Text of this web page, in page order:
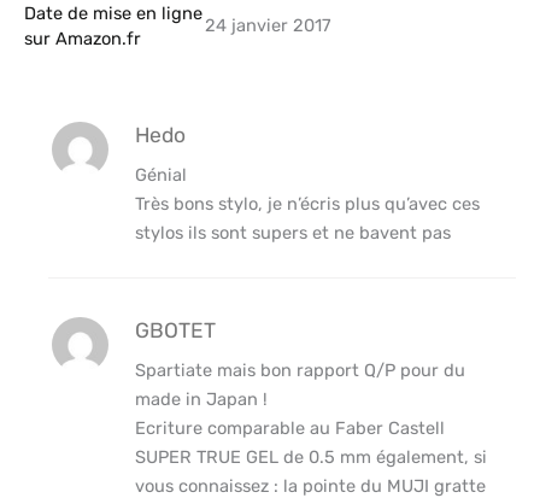
Date de mise en ligne
sur Amazon.fr
24 janvier 2017
Hedo
Génial
Très bons stylo, je n’écris plus qu’avec ces
stylos ils sont supers et ne bavent pas
GBOTET
Spartiate mais bon rapport Q/P pour du
made in Japan !
Ecriture comparable au Faber Castell
SUPER TRUE GEL de 0.5 mm également, si
vous connaissez : la pointe du MUJI gratte